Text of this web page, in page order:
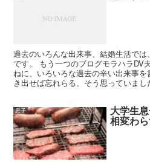
過去のいろんな出来事、結婚生活で
です。 もう一つのブログモラハラDV
ねに、いろいろな過去の辛い出来事
き出せば忘れらる、そう思っていま
息子 大学生
相変わ